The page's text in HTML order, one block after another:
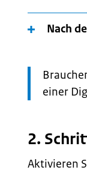
Nach
Let
op:
einer
2.
Aktivieren